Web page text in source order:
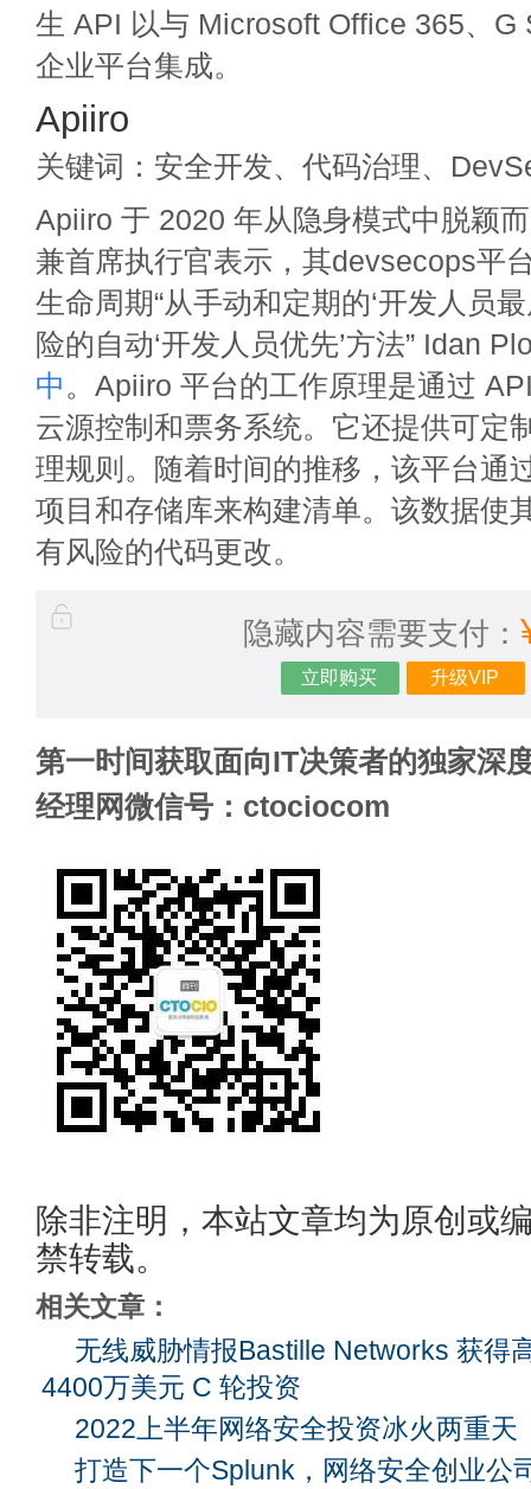
生 API 以与 Microsoft Office 365、G
企业平台集成。
Apiiro
关键词：安全开发、代码治理、
Apiiro 于 2020 年从隐身模式中脱颖
兼首席执行官表示，其devsecops平
生命周期“从手动和定期的‘开发人员
险的自动‘开发人员优先’方法” Idan
中。Apiiro 平台的工作原理是通过
云源控制和票务系统。它还提供可定
理规则。随着时间的推移，该平台通
项目和存储库来构建清单。该数据使
有风险的代码更改。
隐藏内容需要支付：
立即购买 升级VIP
第一时间获取面向IT决策者的独家深
经理网微信号：ctociocom
除非注明，本站文章均为原创或
禁转载。
相关文章：
无线威胁情报Bastille Networks 获得
4400万美元 C 轮投资
2022上半年网络安全投资冰火两重天
打造下一个Splunk，网络安全创业公